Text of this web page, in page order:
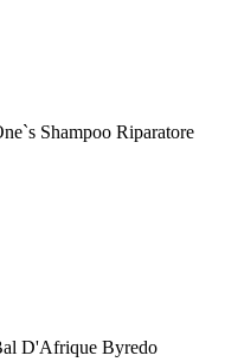
Shampoo Riparatore
D'Afrique Byredo